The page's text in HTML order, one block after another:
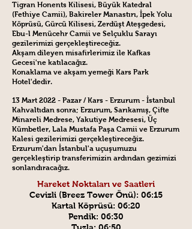
Tigran Honents Kilisesi, Büyük Katedral
(Fethiye Camii), Bakireler Manastırı, İpek Yolu
Köprüsü, Gürcü Kilisesi, Zerdüşt Ateşgedesi,
Ebu-l Menücehr Camii ve Selçuklu Sarayı
gezilerimizi gerçekleştireceğiz.
Akşam dileyen misafirlerimiz ile Kafkas
Gecesi'ne katılacağız.
Konaklama ve akşam yemeği Kars Park
Hotel'dedir.
13 Mart 2022 - Pazar / Kars - Erzurum - İstanbul
Kahvaltıdan sonra; Erzurum, Sarıkamış, Çifte
Minareli Medrese, Yakutiye Medresesi, Üç
Kümbetler, Lala Mustafa Paşa Camii ve Erzurum
Kalesi gezilerimizi gerçekleştireceğiz.
Erzurum'dan İstanbul'a uçuşumuzu
gerçekleştirip transferimizin ardından gezimizi
sonlandıracağız.
Hareket Noktaları ve Saatleri
Cevizli (Breez Tower Önü): 06:15
Kartal Köprüsü: 06:20
Pendik: 06:30